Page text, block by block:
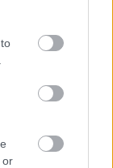
or
Bottas az